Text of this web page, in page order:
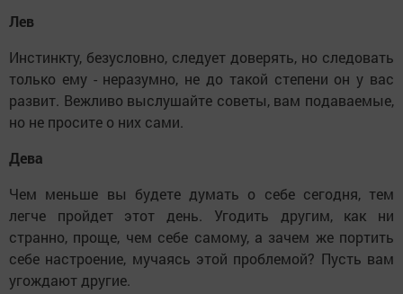
Лев
Инстинкту, безусловно, следует доверять, но следовать
только ему - неразумно, не до такой степени он у вас
развит. Вежливо выслушайте советы, вам подаваемые,
но не просите о них сами.
Дева
Чем меньше вы будете думать о себе сегодня, тем
легче пройдет этот день. Угодить другим, как ни
странно, проще, чем себе самому, а зачем же портить
себе настроение, мучаясь этой проблемой? Пусть вам
угождают другие.